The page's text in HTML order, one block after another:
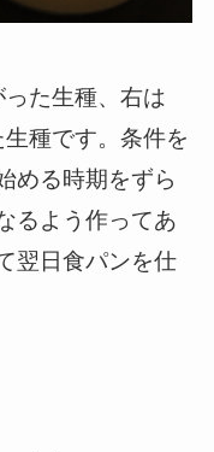
た生種、右は
種です。条件を
める時期をずら
るよう作ってあ
翌日食パンを仕